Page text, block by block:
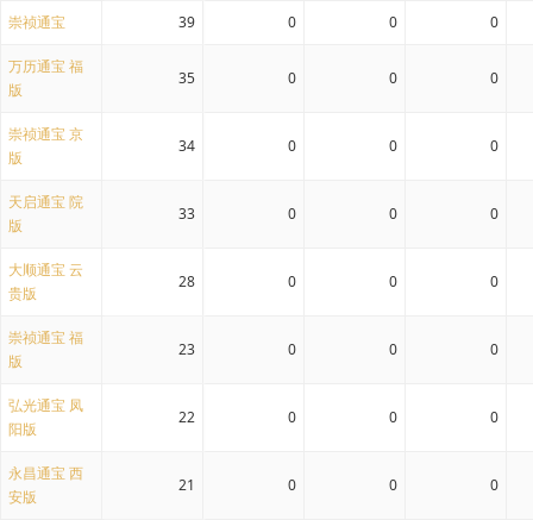
崇祯通宝 39 0 0 0
万历通宝 福
版
35 0 0 0
崇祯通宝 京
版
34 0 0 0
天启通宝 院
版
33 0 0 0
大顺通宝 云
贵版
28 0 0 0
崇祯通宝 福
版
23 0 0 0
弘光通宝 凤
阳版
22 0 0 0
永昌通宝 西
安版
21 0 0 0